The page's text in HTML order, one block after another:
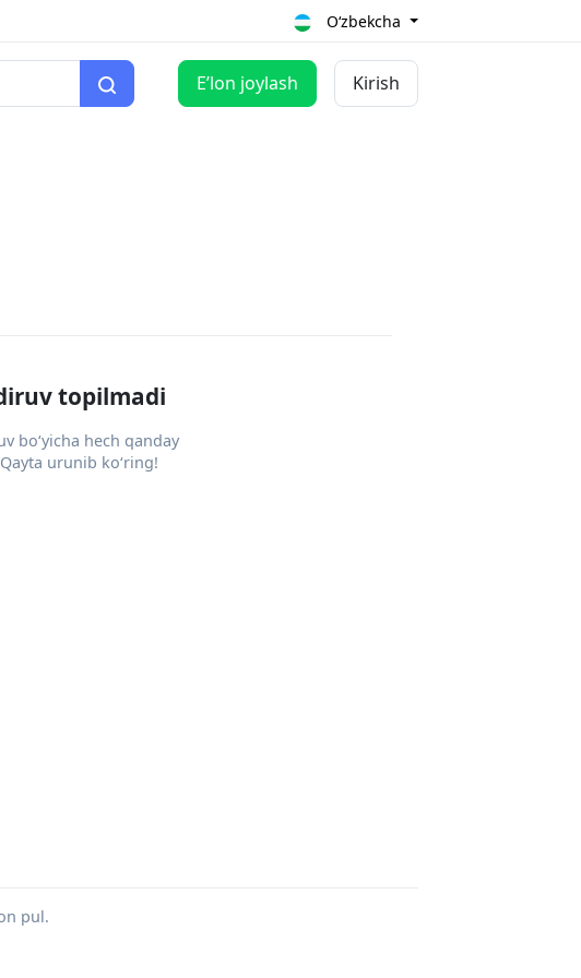
O‘zbekcha
Eʼlon joylash Kirish
topilmadi
bo‘yicha hech qanday
urunib ko‘ring!
pul.